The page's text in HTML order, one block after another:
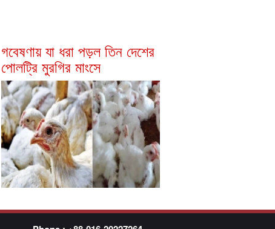
গবেষণায় যা ধরা পড়ল তিন দেশের
পোলট্রি মুরগির মাংসে